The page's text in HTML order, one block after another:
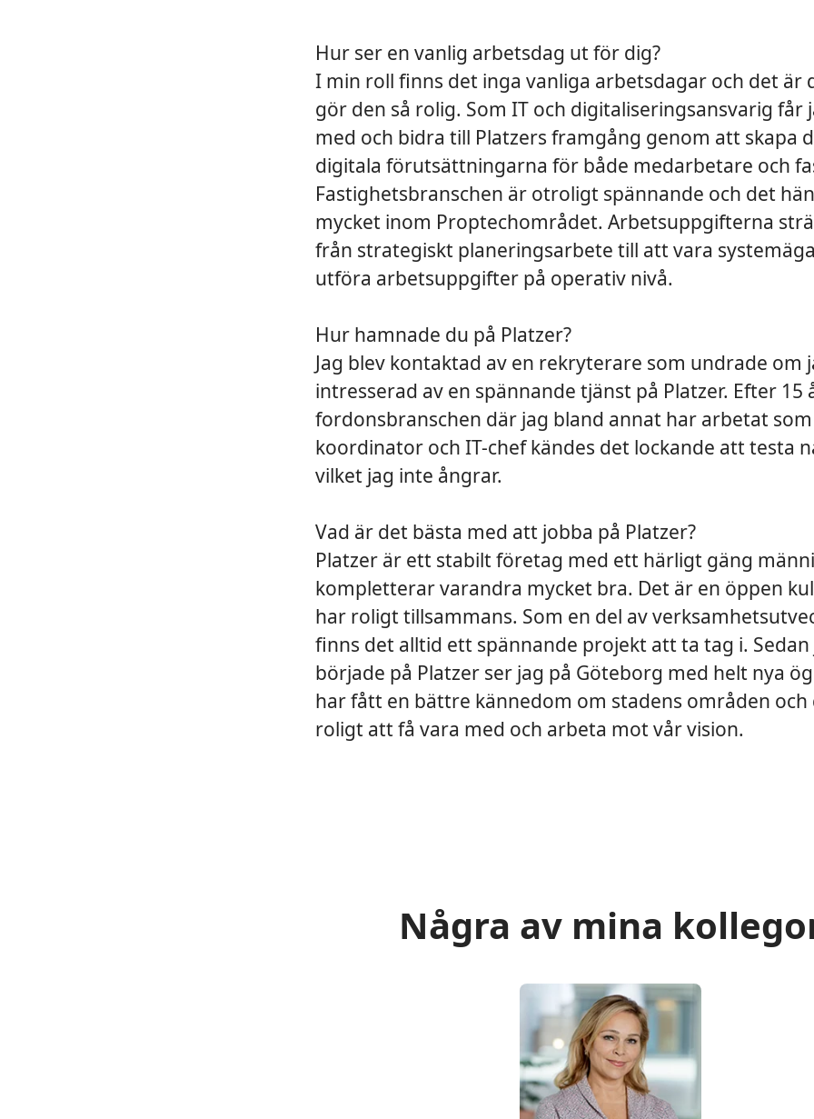
Hur ser en vanlig arbetsdag ut för dig?
I min roll finns det inga vanliga arbetsdagar och det är
gör den så rolig. Som IT och digitaliseringsansvarig får
med och bidra till Platzers framgång genom att skapa
digitala förutsättningarna för både medarbetare och
Fastighetsbranschen är otroligt spännande och det
mycket inom Proptechområdet. Arbetsuppgifterna
från strategiskt planeringsarbete till att vara
utföra arbetsuppgifter på operativ nivå.
Hur hamnade du på Platzer?
Jag blev kontaktad av en rekryterare som undrade om
intresserad av en spännande tjänst på Platzer. Efter 15
fordonsbranschen där jag bland annat har arbetat som
koordinator och IT-chef kändes det lockande att testa
vilket jag inte ångrar.
Vad är det bästa med att jobba på Platzer?
Platzer är ett stabilt företag med ett härligt gäng
kompletterar varandra mycket bra. Det är en öppen
har roligt tillsammans. Som en del av
finns det alltid ett spännande projekt att ta tag i. Sedan
började på Platzer ser jag på Göteborg med helt nya
har fått en bättre kännedom om stadens områden och
roligt att få vara med och arbeta mot vår vision.
Några av mina